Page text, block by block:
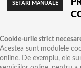
Cookie-urile strict
Acestea sunt modulele
online. De exemplu, ele